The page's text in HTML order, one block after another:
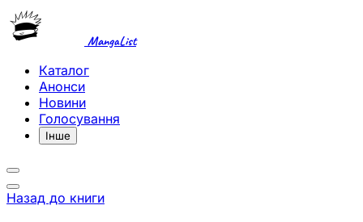
MangaList
Каталог
Анонси
Новини
Голосування
Інше
Назад до книги